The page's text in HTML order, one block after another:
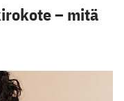
– mitä